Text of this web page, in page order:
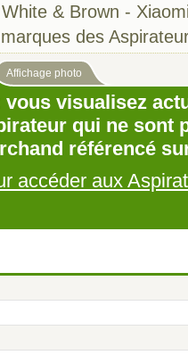
White & Brown - Xiaomi
des
Affichage photo
vous visualisez
qui ne sont
référencé
accéder aux